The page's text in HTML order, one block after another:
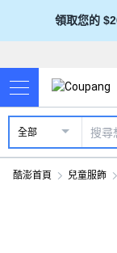
領取您的
全部
酷澎首頁 兒童服飾